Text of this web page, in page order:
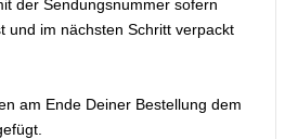
der Sendungsnummer sofern
und im nächsten Schritt verpackt
am Ende Deiner Bestellung dem